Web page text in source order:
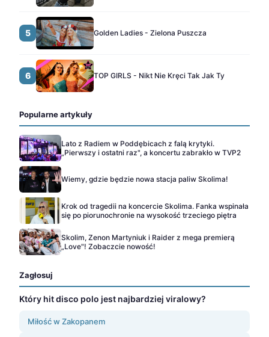
5 Golden Ladies - Zielona Puszcza
6 TOP GIRLS - Nikt Nie Kręci Tak Jak Ty
Popularne artykuły
Lato z Radiem w Poddębicach z falą krytyki.
„Pierwszy i ostatni raz", a koncertu zabrakło w TVP2
Wiemy, gdzie będzie nowa stacja paliw Skolima!
Krok od tragedii na koncercie Skolima. Fanka wspinała
się po piorunochronie na wysokość trzeciego piętra
Skolim, Zenon Martyniuk i Raider z mega premierą
„Love"! Zobaczcie nowość!
Zagłosuj
Który hit disco polo jest najbardziej viralowy?
Miłość w Zakopanem